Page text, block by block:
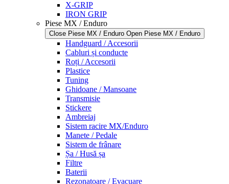
X-GRIP
IRON GRIP
Piese MX / Enduro
Close Piese MX / Enduro Open Piese MX / Enduro
Handguard / Accesorii
Cabluri și conducte
Roți / Accesorii
Plastice
Tuning
Ghidoane / Mansoane
Transmisie
Stickere
Ambreiaj
Sistem racire MX/Enduro
Manete / Pedale
Sistem de frânare
Șa / Husă șa
Filtre
Baterii
Rezonatoare / Evacuare